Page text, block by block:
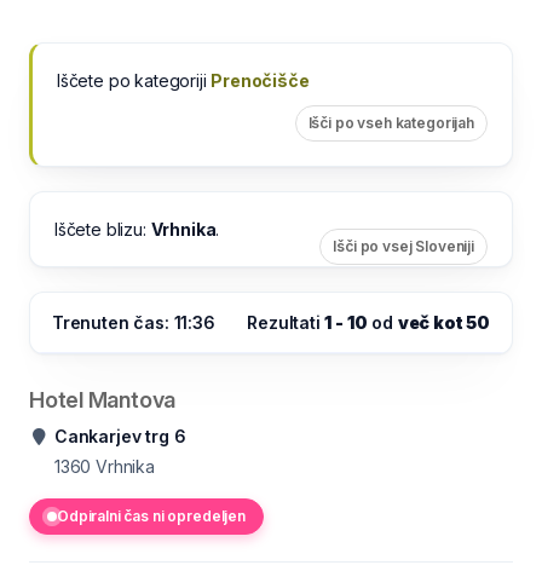
Iščete po kategoriji Prenočišče
Išči po vseh kategorijah
Iščete blizu: Vrhnika.
Išči po vsej Sloveniji
Trenuten čas: 11:36 Rezultati1 - 10 od več kot 50
Hotel Mantova
Cankarjev trg 6
1360 Vrhnika
Odpiralni čas ni opredeljen